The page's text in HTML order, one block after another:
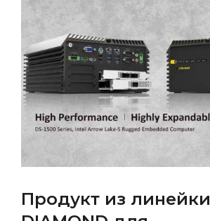
Продукт из линейки